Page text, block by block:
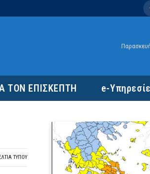
ΤΟΝ ΕΠΙΣΚΕΠΤΗ e-
ΤΥΠΟΥ